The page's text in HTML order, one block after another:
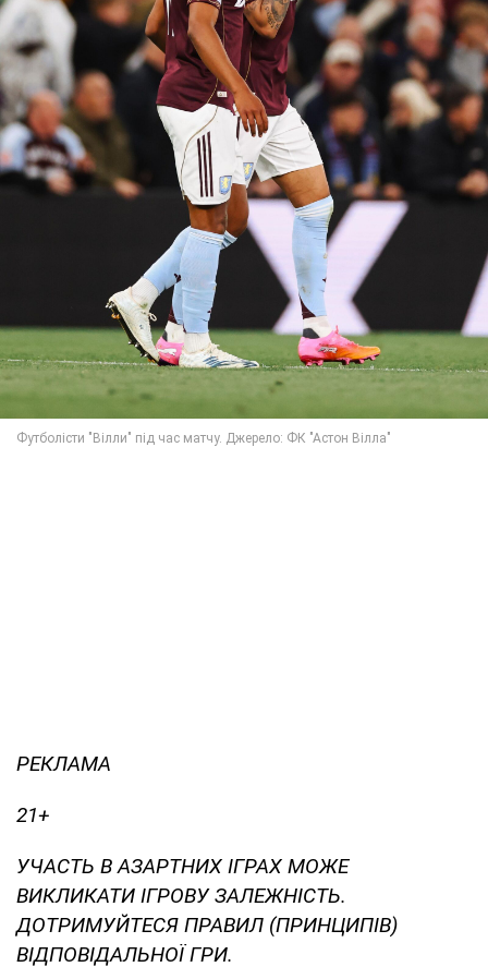
РЕКЛАМА
21+
УЧАСТЬ В АЗАРТНИХ ІГРАХ МОЖЕ
ВИКЛИКАТИ ІГРОВУ ЗАЛЕЖНІСТЬ.
ДОТРИМУЙТЕСЯ ПРАВИЛ (ПРИНЦИПІВ)
ВІДПОВІДАЛЬНОЇ ГРИ.